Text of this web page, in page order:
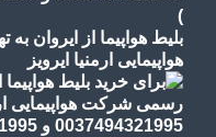
)
بلیط هواپیما از ایروان
هواپیمایی ارمنیا ایرویز